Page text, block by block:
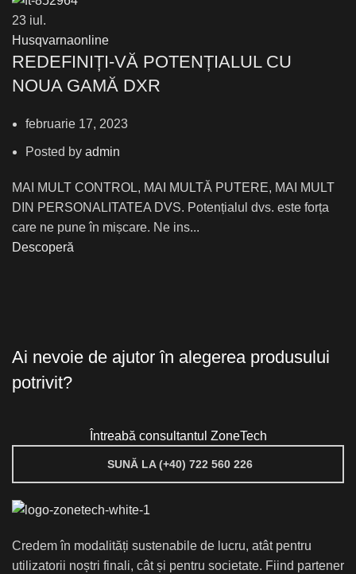
23 iul.
Husqvarnaonline
REDEFINIȚI-VĂ POTENȚIALUL CU
NOUA GAMĂ DXR
februarie 17, 2023
Posted by admin
MAI MULT CONTROL, MAI MULTĂ PUTERE, MAI MULT
DIN PERSONALITATEA DVS. Potențialul dvs. este forța
care ne pune în mișcare. Ne ins...
Descoperă
Ai nevoie de ajutor în alegerea produsului
potrivit?
Întreabă consultantul ZoneTech
SUNĂ LA (+40) 722 560 226
Credem în modalități sustenabile de lucru, atât pentru
utilizatorii noștri finali, cât și pentru societate. Fiind partener